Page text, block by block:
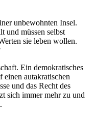
unbewohnten Insel.
und müssen selbst
sie leben wollen.
Ein demokratisches
autakratischen
und das Recht des
sich immer mehr zu und